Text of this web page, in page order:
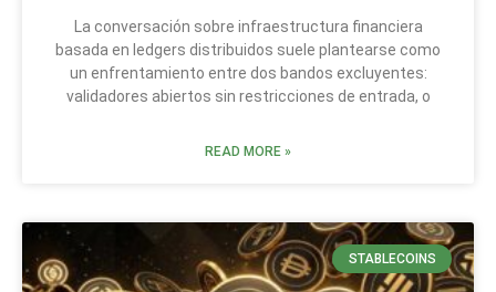
La conversación sobre infraestructura financiera
basada en ledgers distribuidos suele plantearse como
un enfrentamiento entre dos bandos excluyentes:
validadores abiertos sin restricciones de entrada, o
READ MORE »
STABLECOINS